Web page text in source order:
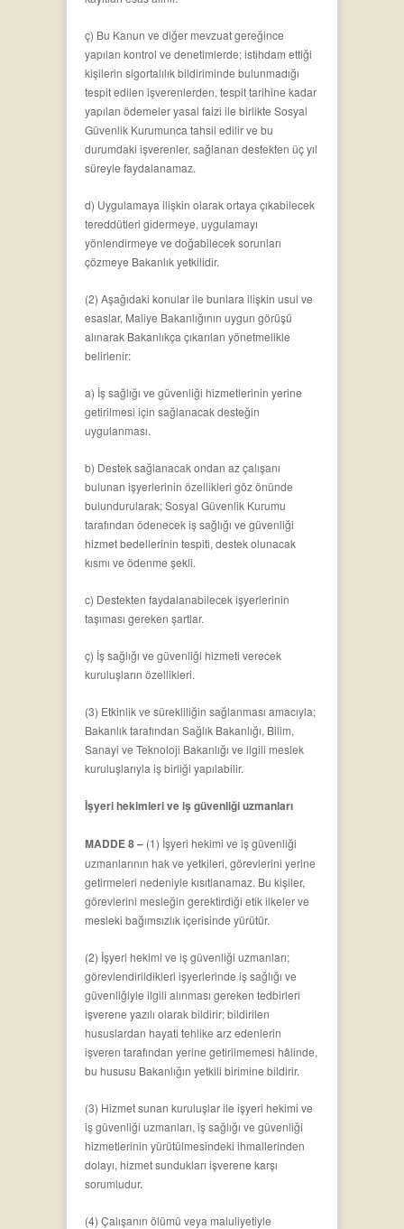
ç) Bu Kanun ve diğer mevzuat gereğince
yapılan kontrol ve denetimlerde; istihdam ettiği
kişilerin sigortalılık bildiriminde bulunmadığı
tespit edilen işverenlerden, tespit tarihine kadar
yapılan ödemeler yasal faizi ile birlikte Sosyal
Güvenlik Kurumunca tahsil edilir ve bu
durumdaki işverenler, sağlanan destekten üç yıl
süreyle faydalanamaz.
d) Uygulamaya ilişkin olarak ortaya çıkabilecek
tereddütleri gidermeye, uygulamayı
yönlendirmeye ve doğabilecek sorunları
çözmeye Bakanlık yetkilidir.
(2) Aşağıdaki konular ile bunlara ilişkin usul ve
esaslar, Maliye Bakanlığının uygun görüşü
alınarak Bakanlıkça çıkarılan yönetmelikle
belirlenir:
a) İş sağlığı ve güvenliği hizmetlerinin yerine
getirilmesi için sağlanacak desteğin
uygulanması.
b) Destek sağlanacak ondan az çalışanı
bulunan işyerlerinin özellikleri göz önünde
bulundurularak; Sosyal Güvenlik Kurumu
tarafından ödenecek iş sağlığı ve güvenliği
hizmet bedellerinin tespiti, destek olunacak
kısmı ve ödenme şekli.
c) Destekten faydalanabilecek işyerlerinin
taşıması gereken şartlar.
ç) İş sağlığı ve güvenliği hizmeti verecek
kuruluşların özellikleri.
(3) Etkinlik ve sürekliliğin sağlanması amacıyla;
Bakanlık tarafından Sağlık Bakanlığı, Bilim,
Sanayi ve Teknoloji Bakanlığı ve ilgili meslek
kuruluşlarıyla iş birliği yapılabilir.
İşyeri hekimleri ve iş güvenliği uzmanları
MADDE 8 – (1) İşyeri hekimi ve iş güvenliği
uzmanlarının hak ve yetkileri, görevlerini yerine
getirmeleri nedeniyle kısıtlanamaz. Bu kişiler,
görevlerini mesleğin gerektirdiği etik ilkeler ve
mesleki bağımsızlık içerisinde yürütür.
(2) İşyeri hekimi ve iş güvenliği uzmanları;
görevlendirildikleri işyerlerinde iş sağlığı ve
güvenliğiyle ilgili alınması gereken tedbirleri
işverene yazılı olarak bildirir; bildirilen
hususlardan hayati tehlike arz edenlerin
işveren tarafından yerine getirilmemesi hâlinde,
bu hususu Bakanlığın yetkili birimine bildirir.
(3) Hizmet sunan kuruluşlar ile işyeri hekimi ve
iş güvenliği uzmanları, iş sağlığı ve güvenliği
hizmetlerinin yürütülmesindeki ihmallerinden
dolayı, hizmet sundukları işverene karşı
sorumludur.
(4) Çalışanın ölümü veya maluliyetiyle